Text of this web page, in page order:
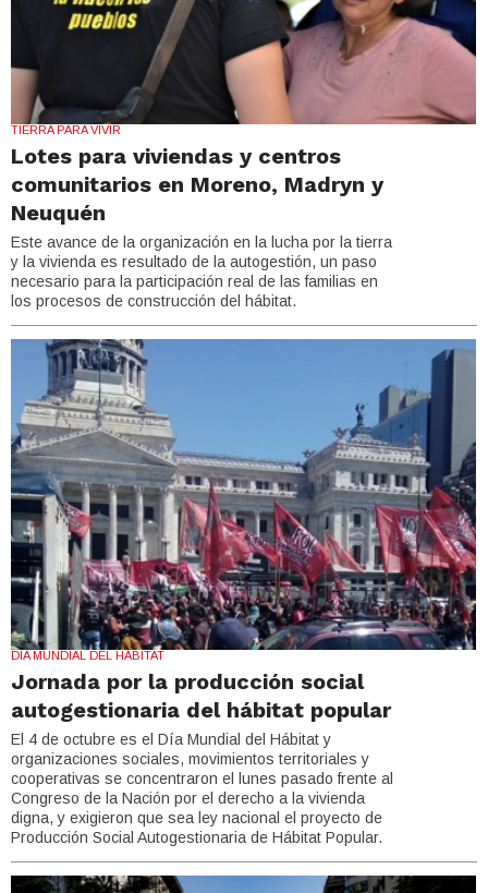
TIERRA PARA VIVIR
Lotes para viviendas y centros
comunitarios en Moreno, Madryn y
Neuquén
Este avance de la organización en la lucha por la tierra
y la vivienda es resultado de la autogestión, un paso
necesario para la participación real de las familias en
los procesos de construcción del hábitat.
DIA MUNDIAL DEL HÁBITAT
Jornada por la producción social
autogestionaria del hábitat popular
El 4 de octubre es el Día Mundial del Hábitat y
organizaciones sociales, movimientos territoriales y
cooperativas se concentraron el lunes pasado frente al
Congreso de la Nación por el derecho a la vivienda
digna, y exigieron que sea ley nacional el proyecto de
Producción Social Autogestionaria de Hábitat Popular.